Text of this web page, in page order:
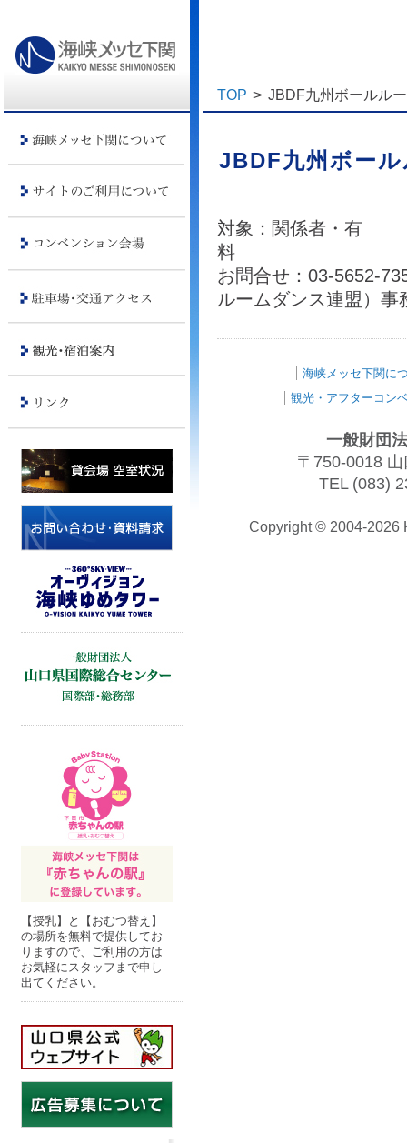
【授乳】と【おむつ替え】
の場所を無料で提供してお
りますので、ご利用の方は
お気軽にスタッフまで申し
出てください。
TOP > JBDF九州ボールル
JBDF九州ボー
対象：関係者・有
お問合せ：03-5652-
ルームダンス連盟）事
海峡メッセ下関に
観光・アフターコン
一般財団
〒750-0018
TEL (083)
Copyright © 2004-2026